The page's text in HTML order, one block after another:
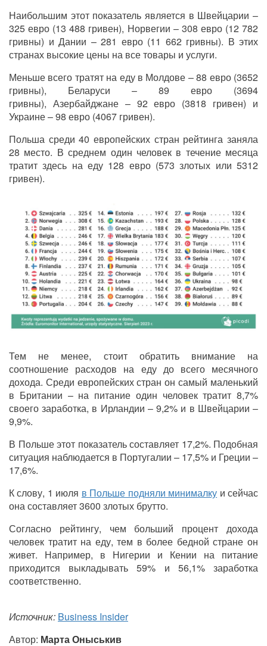
Наибольшим этот показатель является в Швейцарии –
325 евро (13 488 гривен), Норвегии – 308 евро (12 782
гривны) и Дании – 281 евро (11 662 гривны). В этих
странах высокие цены на все товары и услуги.
Меньше всего тратят на еду в Молдове – 88 евро (3652
гривны), Беларуси – 89 евро (3694
гривны), Азербайджане – 92 евро (3818 гривен) и
Украине – 98 евро (4067 гривен).
Польша среди 40 европейских стран рейтинга заняла
28 место. В среднем один человек в течение месяца
тратит здесь на еду 128 евро (573 злотых или 5312
гривен).
Тем не менее, стоит обратить внимание на
соотношение расходов на еду до всего месячного
дохода. Среди европейских стран он самый маленький
в Британии – на питание один человек тратит 8,7%
своего заработка, в Ирландии – 9,2% и в Швейцарии –
9,9%.
В Польше этот показатель составляет 17,2%. Подобная
ситуация наблюдается в Португалии – 17,5% и Греции –
17,6%.
К слову, 1 июля в Польше подняли минималку и сейчас
она составляет 3600 злотых брутто.
Согласно рейтингу, чем больший процент дохода
человек тратит на еду, тем в более бедной стране он
живет. Например, в Нигерии и Кении на питание
приходится выкладывать 59% и 56,1% заработка
соответственно.
Источник: Business Insider
Автор: Марта Оныськив